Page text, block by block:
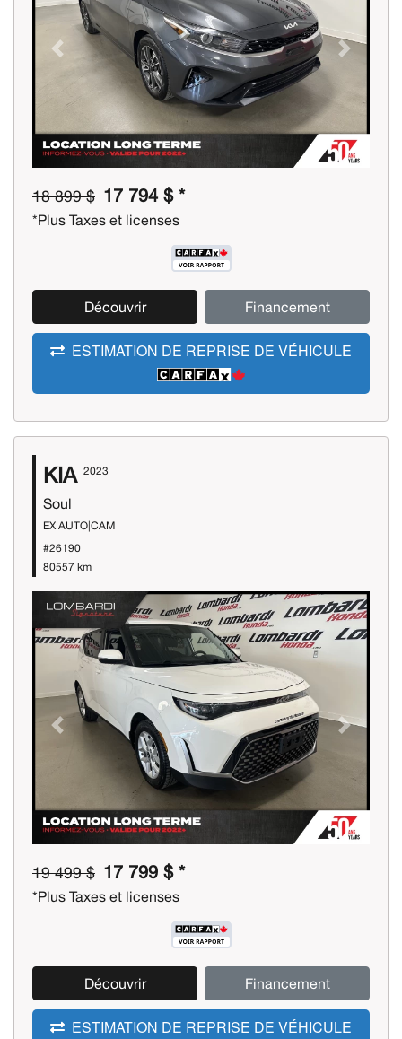
Previous Next
18 899 $ 17 794 $ *
*Plus Taxes et licenses
Découvrir Financement
ESTIMATION DE REPRISE DE VÉHICULE
KIA 2023
Soul
EX AUTO|CAM
#26190
80557 km
Previous Next
19 499 $ 17 799 $ *
*Plus Taxes et licenses
Découvrir Financement
ESTIMATION DE REPRISE DE VÉHICULE